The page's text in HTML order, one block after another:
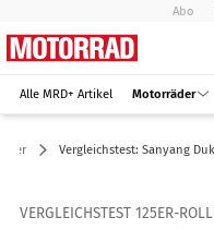
Abo
Alle MRD+ Artikel Motorräder
Vergleichstest: Sanyang
VERGLEICHSTEST 125ER-